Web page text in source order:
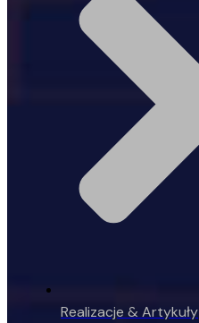
Realizacje & Artykuły